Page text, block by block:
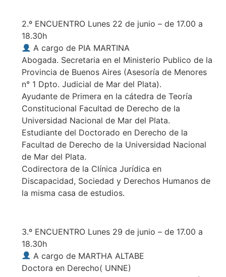
2.º ENCUENTRO Lunes 22 de junio – de 17.00 a
18.30h
A cargo de PIA MARTINA
Abogada. Secretaria en el Ministerio Publico de la
Provincia de Buenos Aires (Asesoría de Menores
n° 1 Dpto. Judicial de Mar del Plata).
Ayudante de Primera en la cátedra de Teoría
Constitucional Facultad de Derecho de la
Universidad Nacional de Mar del Plata.
Estudiante del Doctorado en Derecho de la
Facultad de Derecho de la Universidad Nacional
de Mar del Plata.
Codirectora de la Clínica Jurídica en
Discapacidad, Sociedad y Derechos Humanos de
la misma casa de estudios.
3.º ENCUENTRO Lunes 29 de junio – de 17.00 a
18.30h
A cargo de MARTHA ALTABE
Doctora en Derecho( UNNE)